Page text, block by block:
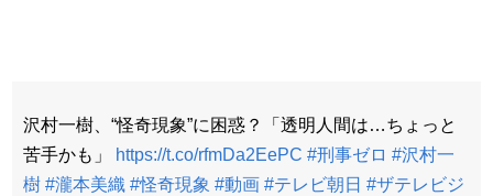
沢村一樹、“怪奇現象”に困惑？「透明人間は…ちょっと
苦手かも」
https://t.co/rfmDa2EePC #刑事ゼロ #沢村一
樹 #瀧本美織 #怪奇現象 #動画 #テレビ朝日 #ザテレビジ